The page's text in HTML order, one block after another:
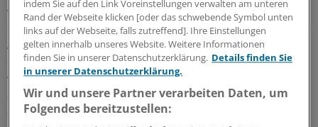
Testgelände für die Niederlassung
Ärztinnen und Ärzte, die sich hier anstellen lassen,
erhalten ein marktübliches Festgehalt, das durch einen
variablen Anteil ergänzt wird, der sich an der Fallzahl
orientiert. Dieser Anteil wird angespart und an sie
ausgezahlt, sobald sie sich entschließen, eine Praxis in
indem Sie auf den Link Voreinstellungen verwalten am unteren
Rand der Webseite klicken [oder das schwebende Symbol unten
links auf der Webseite, falls zutreffend]. Ihre Einstellungen
gelten innerhalb unseres Website. Weitere Informationen
finden Sie in unserer Datenschutzerklärung. Details finden Sie
in unserer Datenschutzerklärung.
Wir und unsere Partner verarbeiten Daten, um
Folgendes bereitzustellen: